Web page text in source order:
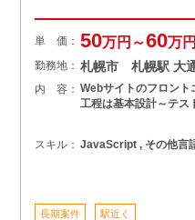
単 価： 50万円～60万円
勤務地： 札幌市 札幌駅 大
内 容： Webサイトのフロント
工程は基本設計～テス
スキル： JavaScript , その他言
長期案件 駅近く